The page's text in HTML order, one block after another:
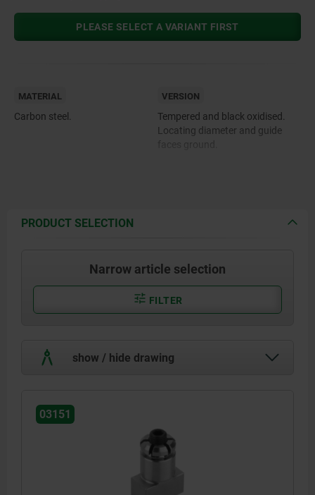
PLEASE SELECT A VARIANT FIRST
MATERIAL
Carbon steel.
VERSION
Tempered and black oxidised.
Locating diameter and guide
PRODUCT SELECTION
Narrow article selection
FILTER
show / hide drawing
03151